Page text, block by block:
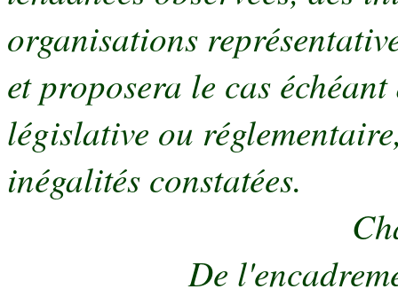
organisations
et proposera le cas
législative ou
inégalités constatées.
De